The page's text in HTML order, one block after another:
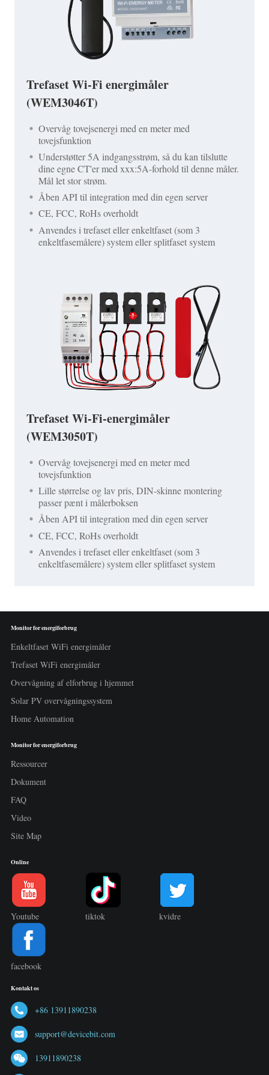
Trefaset Wi-Fi energimåler
(WEM3046T)
Overvåg tovejsenergi med en meter med
tovejsfunktion
Understøtter 5A indgangsstrøm, så du kan tilslutte
dine egne CT'er med xxx:5A-forhold til denne måler.
Mål let stor strøm.
Åben API til integration med din egen server
CE, FCC, RoHs overholdt
Anvendes i trefaset eller enkeltfaset (som 3
enkeltfasemålere) system eller splitfaset system
Trefaset Wi-Fi-energimåler
(WEM3050T)
Overvåg tovejsenergi med en meter med
tovejsfunktion
Lille størrelse og lav pris, DIN-skinne montering
passer pænt i målerboksen
Åben API til integration med din egen server
CE, FCC, RoHs overholdt
Anvendes i trefaset eller enkeltfaset (som 3
enkeltfasemålere) system eller splitfaset system
Monitor for energiforbrug
Enkeltfaset WiFi energimåler
Trefaset WiFi energimåler
Overvågning af elforbrug i hjemmet
Solar PV overvågningssystem
Home Automation
Monitor for energiforbrug
Ressourcer
Dokument
FAQ
Video
Site Map
Online
Youtube tiktok kvidre
facebook
Kontakt os
+86 13911890238
support@devicebit.com
13911890238